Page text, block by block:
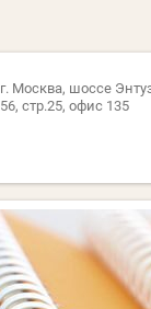
г. Москва, шоссе
56, стр.25, офис 135